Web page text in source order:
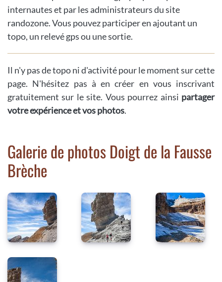
internautes et par les administrateurs du site
randozone. Vous pouvez participer en ajoutant un
topo, un relevé gps ou une sortie.
Il n'y pas de topo ni d'activité pour le moment sur cette
page. N'hésitez pas à en créer en vous inscrivant
gratuitement sur le site. Vous pourrez ainsi partager
votre expérience et vos photos.
Galerie de photos Doigt de la Fausse
Brèche